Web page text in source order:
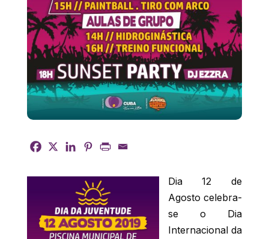
Dia 12 de
Agosto celebra-
se o Dia
Internacional da